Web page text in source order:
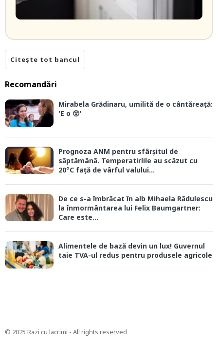
Citește tot bancul
Recomandări
Mirabela Grădinaru, umilită de o cântăreață:
'E o 😲'
Prognoza ANM pentru sfârșitul de
săptămână. Temperatirlile au scăzut cu
20°C față de vârful valului...
De ce s-a îmbrăcat în alb Mihaela Rădulescu
la înmormântarea lui Felix Baumgartner:
Care este...
Alimentele de bază devin un lux! Guvernul
taie TVA-ul redus pentru produsele agricole
© 2025 Razi cu lacrimi - All rights reserved